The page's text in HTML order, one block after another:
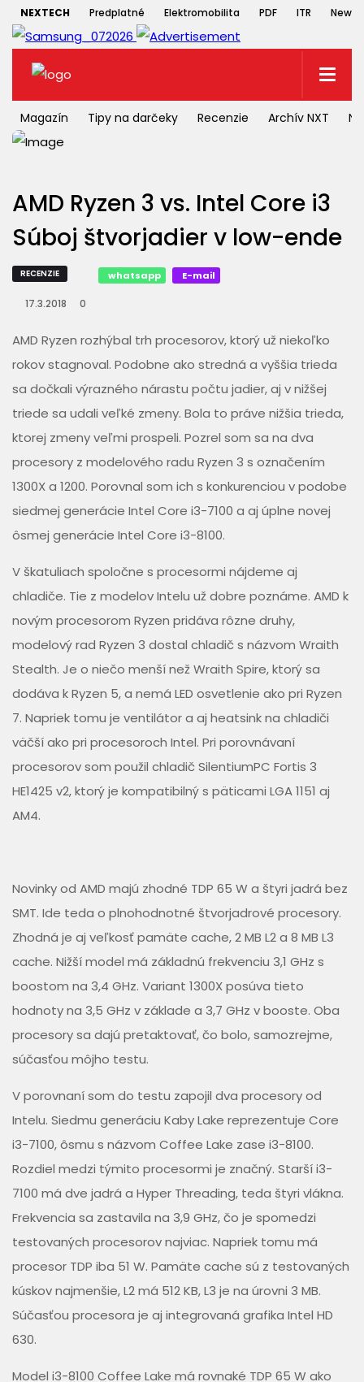
NEXTECH Predplatné Elektromobilita PDF ITR
Magazín Tipy na darčeky Recenzie Archív NXT
AMD Ryzen 3 vs. Intel Core i3
Súboj štvorjadier v low-ende
RECENZIE whatsapp E-mail
17.3.2018 0
AMD Ryzen rozhýbal trh procesorov, ktorý už niekoľko
rokov stagnoval. Podobne ako stredná a vyššia trieda
sa dočkali výrazného nárastu počtu jadier, aj v nižšej
triede sa udali veľké zmeny. Bola to práve nižšia trieda,
ktorej zmeny veľmi prospeli. Pozrel som sa na dva
procesory z modelového radu Ryzen 3 s označením
1300X a 1200. Porovnal som ich s konkurenciou v podobe
siedmej generácie Intel Core i3-7100 a aj úplne novej
ôsmej generácie Intel Core i3-8100.
V škatuliach spoločne s procesormi nájdeme aj
chladiče. Tie z modelov Intelu už dobre poznáme. AMD k
novým procesorom Ryzen pridáva rôzne druhy,
modelový rad Ryzen 3 dostal chladič s názvom Wraith
Stealth. Je o niečo menší než Wraith Spire, ktorý sa
dodáva k Ryzen 5, a nemá LED osvetlenie ako pri Ryzen
7. Napriek tomu je ventilátor a aj heatsink na chladiči
väčší ako pri procesoroch Intel. Pri porovnávaní
procesorov som použil chladič SilentiumPC Fortis 3
HE1425 v2, ktorý je kompatibilný s päticami LGA 1151 aj
AM4.
Novinky od AMD majú zhodné TDP 65 W a štyri jadrá bez
SMT. Ide teda o plnohodnotné štvorjadrové procesory.
Zhodná je aj veľkosť pamäte cache, 2 MB L2 a 8 MB L3
cache. Nižší model má základnú frekvenciu 3,1 GHz s
boostom na 3,4 GHz. Variant 1300X posúva tieto
hodnoty na 3,5 GHz v základe a 3,7 GHz ­v booste. Oba
procesory sa dajú pretaktovať, čo bolo, samozrejme,
súčasťou môjho testu.
V porovnaní som do testu zapojil dva procesory od
Intelu. Siedmu generáciu Kaby Lake reprezentuje Core
i3-7100, ôsmu s názvom Coffee Lake zase i3-8100.
Rozdiel medzi týmito procesormi je značný. Starší i3-
7100 má dve jadrá a Hyper Threading, teda štyri vlákna.
Frekvencia sa zastavila na 3,9 GHz, čo je spomedzi
testovaných procesorov najviac. Napriek tomu má
procesor TDP iba 51 W. Pamäte cache sú z testovaných
kúskov najmenšie, L2 má 512 KB, L3 je na úrovni 3 MB.
Súčasťou procesora je aj integrovaná grafika Intel HD
630.
Model i3-8100 Coffee Lake má rovnaké TDP 65 W ako